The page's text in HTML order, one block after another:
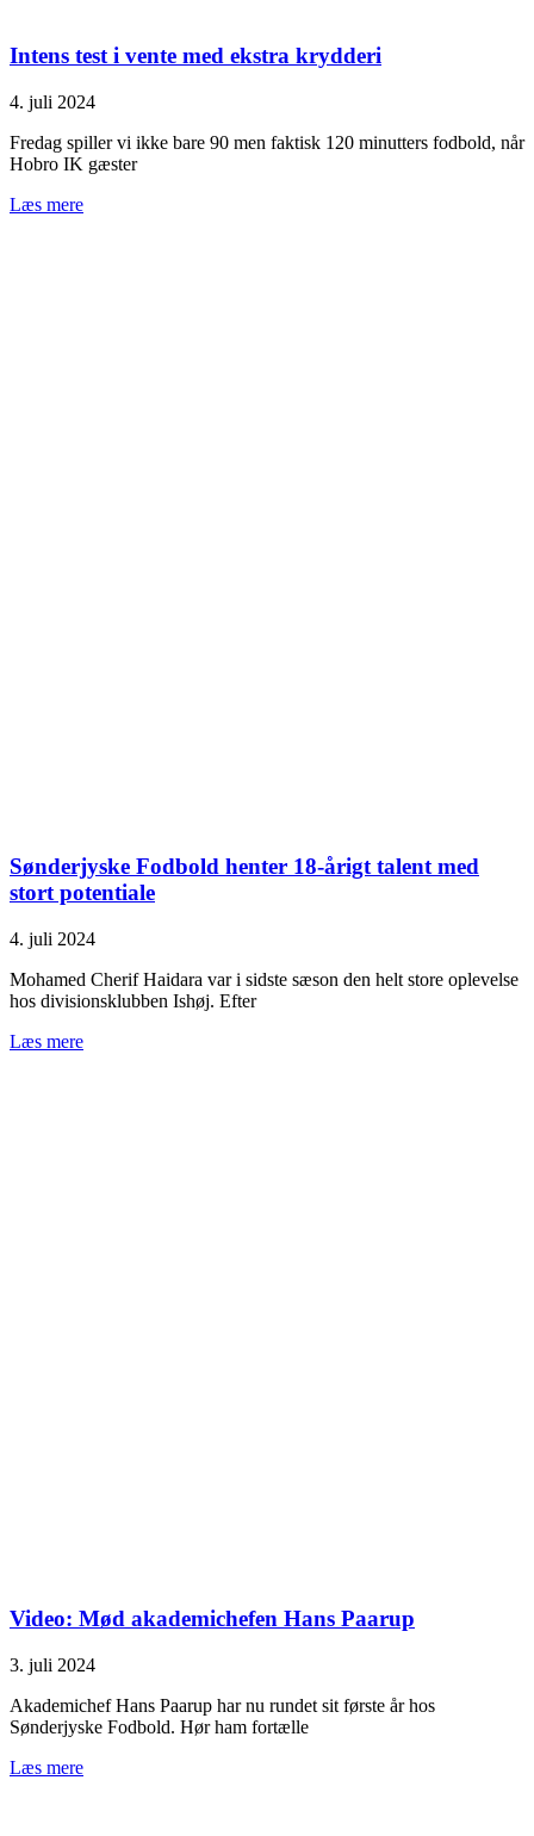
Intens test i vente med ekstra krydderi
4. juli 2024
Fredag spiller vi ikke bare 90 men faktisk 120 minutters fodbold, når
Hobro IK gæster
Læs mere
Sønderjyske Fodbold henter 18-årigt talent med
stort potentiale
4. juli 2024
Mohamed Cherif Haidara var i sidste sæson den helt store oplevelse
hos divisionsklubben Ishøj. Efter
Læs mere
Video: Mød akademichefen Hans Paarup
3. juli 2024
Akademichef Hans Paarup har nu rundet sit første år hos
Sønderjyske Fodbold. Hør ham fortælle
Læs mere